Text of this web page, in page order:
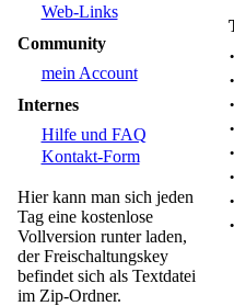
Web-Links
Community
mein Account
Internes
Hilfe und FAQ
Kontakt-Form
Hier kann man sich jeden
Tag eine kostenlose
Vollversion runter laden,
der Freischaltungskey
befindet sich als Textdatei
im Zip-Ordner.
·
·
·
·
·
·
·
·